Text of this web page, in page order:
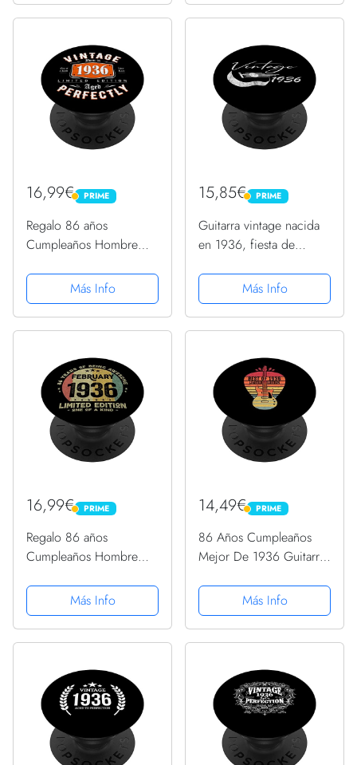
16,99€ PRIME
PRIME
Regalo 86 años
Cumpleaños Hombre
PopSockets PopGrip
Intercambiable
Más Info
15,85€ PRIME
PRIME
Guitarra vintage nacida
en 1936, fiesta de
PopGrip Intercambiable
Más Info
16,99€ PRIME
PRIME
Regalo 86 años
Cumpleaños Hombre
PopSockets PopGrip
Intercambiable
Más Info
14,49€ PRIME
PRIME
86 Años Cumpleaños
Mejor De 1936 Guitarra
PopSockets PopGrip
Intercambiable
Más Info